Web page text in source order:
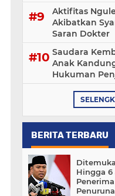
Aktifitas
Akibatkan
Saran Dokter
Saudara
Anak
Hukuman
BERITA TERBARU
Hingga 6